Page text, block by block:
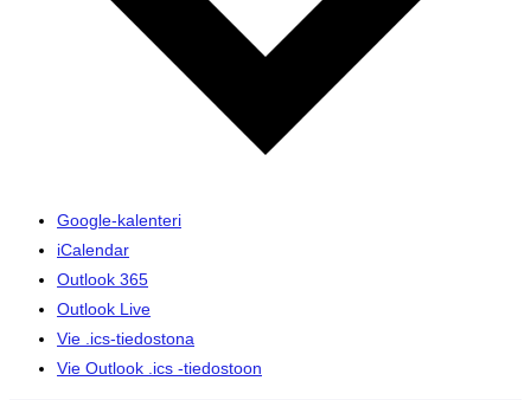
Google-kalenteri
iCalendar
Outlook 365
Outlook Live
Vie .ics-tiedostona
Vie Outlook .ics -tiedostoon